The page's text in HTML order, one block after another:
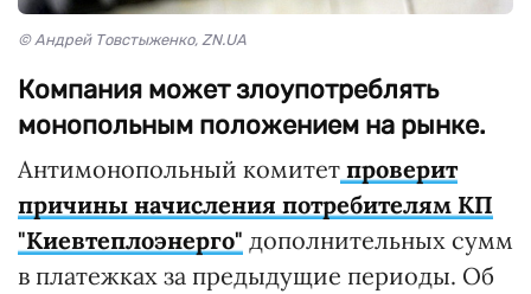
© Андрей Товстыженко, ZN.UA
Компания может злоупотреблять
монопольным положением на рынке.
Антимонопольный комитет проверит
причины начисления потребителям КП
"Киевтеплоэнерго" дополнительных сумм
в платежках за предыдущие периоды. Об